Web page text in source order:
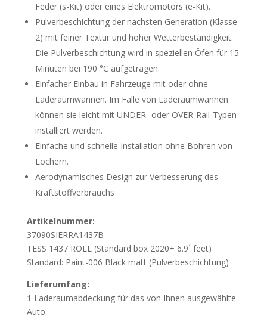
Feder (s-Kit) oder eines Elektromotors (e-Kit).
Pulverbeschichtung der nächsten Generation (Klasse
2) mit feiner Textur und hoher Wetterbeständigkeit.
Die Pulverbeschichtung wird in speziellen Öfen für 15
Minuten bei 190 °C aufgetragen.
Einfacher Einbau in Fahrzeuge mit oder ohne
Laderaumwannen. Im Falle von Laderaumwannen
können sie leicht mit UNDER- oder OVER-Rail-Typen
installiert werden.
Einfache und schnelle Installation ohne Bohren von
Löchern.
Aerodynamisches Design zur Verbesserung des
Kraftstoffverbrauchs
Artikelnummer:
37090SIERRA1437B
TESS 1437 ROLL (Standard box 2020+ 6.9´ feet)
Standard: Paint-006 Black matt (Pulverbeschichtung)
Lieferumfang:
1 Laderaumabdeckung für das von Ihnen ausgewählte
Auto